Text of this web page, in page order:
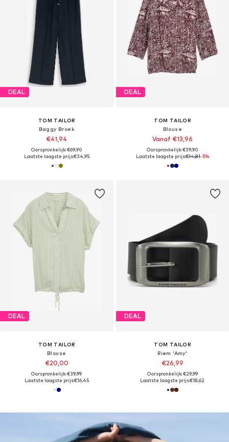
DEAL
TOM TAILOR
Baggy Broek
€41,94
Oorspronkelijk: €69,90
Laatste laagste prijs:€34,95
DEAL
TOM TAILOR
Blouse
Vanaf €13,96
Oorspronkelijk: €39,90
Laatste laagste prijs:€14,81-5%
DEAL
TOM TAILOR
Blouse
€20,00
Oorspronkelijk: €39,99
Laatste laagste prijs:€16,45
DEAL
TOM TAILOR
Riem 'Amy'
€26,99
Oorspronkelijk: €29,99
Laatste laagste prijs:€18,62